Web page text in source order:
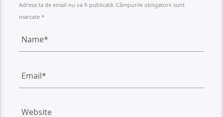
Adresa ta de email nu va fi publicată. Câmpurile obligatorii sunt
marcate *